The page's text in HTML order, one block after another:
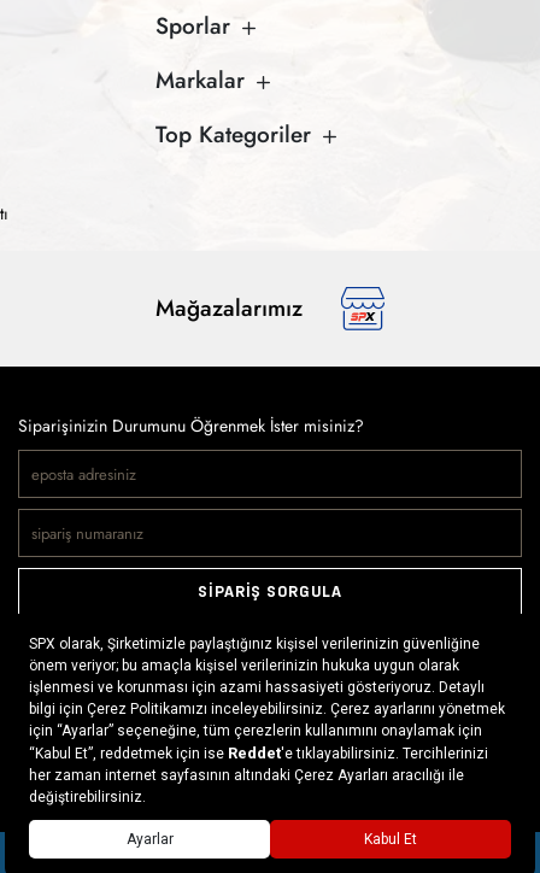
SEPETE EKLE
Sporlar
Markalar
Top Kategoriler
Mağazalarımız
Siparişinizin Durumunu Öğrenmek İster misiniz?
SİPARİŞ SORGULA
Doğaya ve spora tutkuyla bağlı olanların markası SPX, çeşitli
kategorilerde sunduğu spor giyim ürünleri, outdoor ayakkabılar,
ekipman ve aksesuarlar ile, her yerde ve her koşulda doğayla
buluşmayı mümkün kılıyor. Daima aktif bir yaşam tarzını
benimseyenlerin ihtiyaç duyabileceği her şey, SPX’in online
mağazasında ziyaretçilerin beğenisine sunuluyor.
Daha fazlası >